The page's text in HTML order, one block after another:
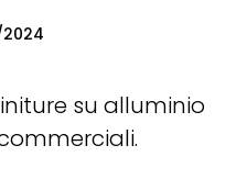
2024
su alluminio